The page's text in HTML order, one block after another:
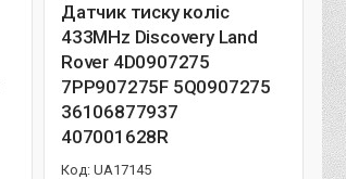
Датчик тиску коліс
433MHz Discovery Land
Rover 4D0907275
7PP907275F 5Q0907275
36106877937
407001628R
UA17145